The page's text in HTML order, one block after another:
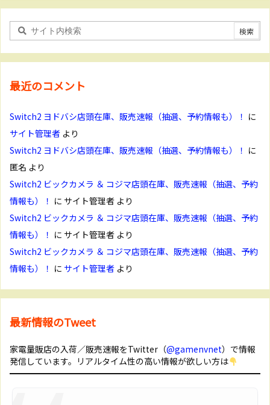
最近のコメント
Switch2 ヨドバシ店頭在庫、販売速報（抽選、予約情報も）！ に
サイト管理者 より
Switch2 ヨドバシ店頭在庫、販売速報（抽選、予約情報も）！ に
匿名 より
Switch2 ビックカメラ ＆ コジマ店頭在庫、販売速報（抽選、予約
情報も）！ に サイト管理者 より
Switch2 ビックカメラ ＆ コジマ店頭在庫、販売速報（抽選、予約
情報も）！ に サイト管理者 より
Switch2 ビックカメラ ＆ コジマ店頭在庫、販売速報（抽選、予約
情報も）！ に サイト管理者 より
最新情報のTweet
家電量販店の入荷／販売速報をTwitter（@gamenvnet）で情報
発信しています。リアルタイム性の高い情報が欲しい方は